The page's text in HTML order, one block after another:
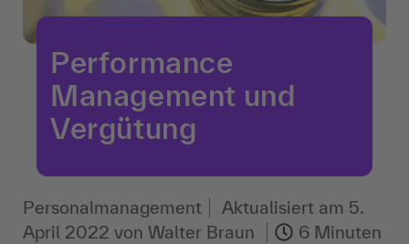
Performance
Management und
Vergütung
Personalmanagement Aktualisiert am 5.
April 2022 von Walter Braun 6 Minuten